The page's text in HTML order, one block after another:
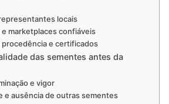
locais
e marketplaces confiáveis
procedência e certificados
das sementes antes da
e vigor
e ausência de outras sementes